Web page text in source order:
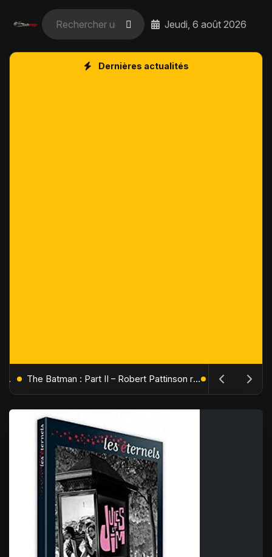
Jeudi, 6 août 2026
Dernières actualités
L'Âge de Glace : Le Réveil du Volcan – Manny, Sid et Diego de retour pour une aventure explosive The Batman : Part II – Robert Pattinson replonge dans les ténèbres de Gotham dès octobre 2027